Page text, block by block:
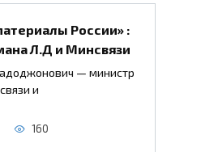
России» :
Л.Д и Минсвязи
— министр
связи и
160